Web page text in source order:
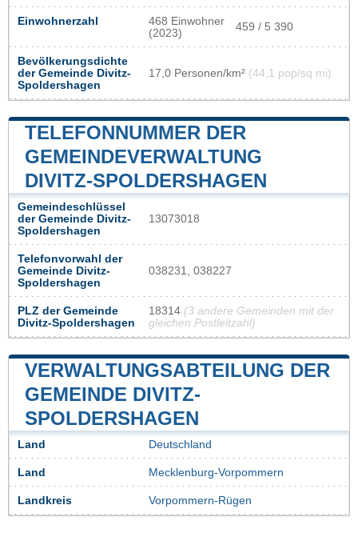
Einwohnerzahl
468 Einwohner
(2023)
459 / 5 390
Bevölkerungsdichte
der Gemeinde Divitz-
Spoldershagen
17,0 Personen/km² (44,1 pop/sq mi)
TELEFONNUMMER DER
GEMEINDEVERWALTUNG
DIVITZ-SPOLDERSHAGEN
Gemeindeschlüssel
der Gemeinde Divitz-
Spoldershagen
13073018
Telefonvorwahl der
Gemeinde Divitz-
Spoldershagen
038231, 038227
PLZ der Gemeinde
Divitz-Spoldershagen
18314 (3 andere Gemeinden mit der
gleichen Postleitzahl)
VERWALTUNGSABTEILUNG DER
GEMEINDE DIVITZ-
SPOLDERSHAGEN
Land Deutschland
Land Mecklenburg-Vorpommern
Landkreis Vorpommern-Rügen